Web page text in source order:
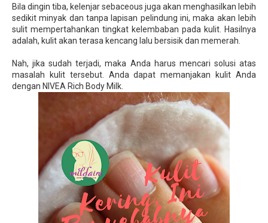
Bila dingin tiba, kelenjar sebaceous juga akan menghasilkan lebih
sedikit minyak dan tanpa lapisan pelindung ini, maka akan lebih
sulit mempertahankan tingkat kelembaban pada kulit. Hasilnya
adalah, kulit akan terasa kencang lalu bersisik dan memerah.
Nah, jika sudah terjadi, maka Anda harus mencari solusi atas
masalah kulit tersebut. Anda dapat memanjakan kulit Anda
dengan NIVEA Rich Body Milk.